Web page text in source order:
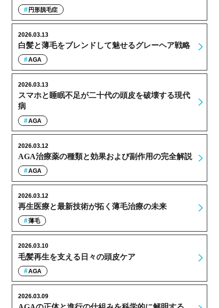
円形脱毛症
白髪と薄毛をブレンドして魅せるグレーヘア戦略
2026.03.13
AGA
スマホと睡眠不足が二十代の頭皮を破壊する現代
病
2026.03.13
AGA
AGA治療薬の種類と効果および副作用の完全解説
2026.03.12
AGA
再生医療と最新技術が拓く薄毛治療の未来
2026.03.12
薄毛
毛髪再生を支える日々の頭皮ケア
2026.03.10
AGA
2026.03.09